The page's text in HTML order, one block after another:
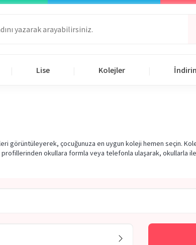
Lise Kolejler
çocuğunuza en uygun koleji hemen seçin.
profillerinden okullara formla veya telefonla ulaşarak, okullarla